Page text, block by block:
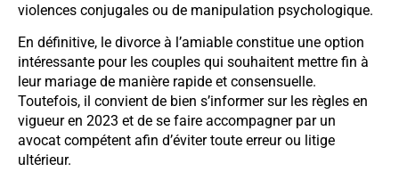
violences conjugales ou de manipulation psychologique.
En définitive, le divorce à l’amiable constitue une option
intéressante pour les couples qui souhaitent mettre fin à
leur mariage de manière rapide et consensuelle.
Toutefois, il convient de bien s’informer sur les règles en
vigueur en 2023 et de se faire accompagner par un
avocat compétent afin d’éviter toute erreur ou litige
ultérieur.